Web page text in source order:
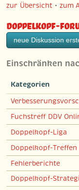
zur Übersicht •zum
Doppelkopf-
neue Diskussion
Einschränken
Kategorien
Fuchstreff DDV
Doppelkopf-Liga
Doppelkopf-Treffen
Fehlerberichte
Doppelkopf-